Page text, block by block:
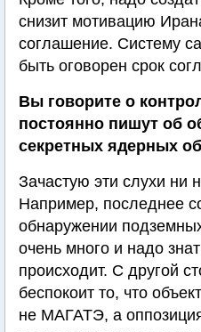
снизит мотивацию
соглашение. Систему
быть оговорен срок
Вы говорите о
постоянно пишут об
секретных ядерных
Зачастую эти слухи ни
Например, последнее
обнаружении
очень много и надо
происходит. С другой
беспокоит то, что
не МАГАТЭ, а